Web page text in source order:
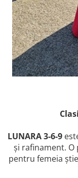
LUNARA 3-6-9
și rafinament. O
pentru femeia